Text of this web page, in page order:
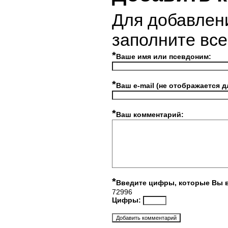
Для
заполните
*Ваше имя или псевдоним:
*Ваш e-mail (не отображается
*Ваш комментарий:
*Введите цифры, которые Вы
72996
Цифры: